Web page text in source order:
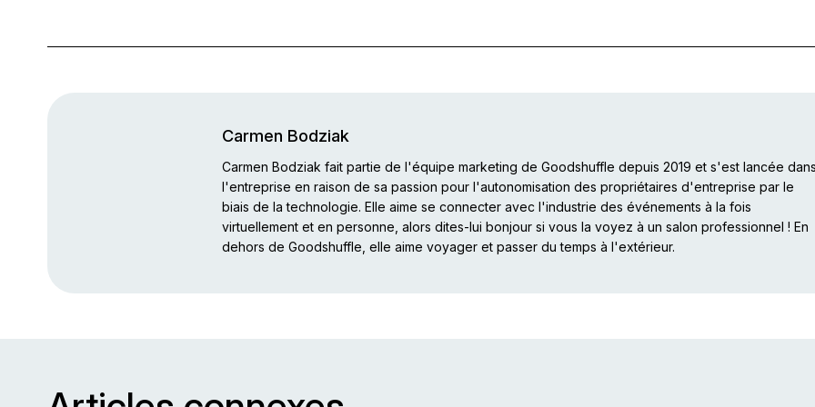
Carmen Bodziak
Carmen Bodziak fait partie de l'équipe marketing de Goodshuffle depuis 2019 et s'est lancée
l'entreprise en raison de sa passion pour l'autonomisation des propriétaires d'entreprise par le
biais de la technologie. Elle aime se connecter avec l'industrie des événements à la fois
virtuellement et en personne, alors dites-lui bonjour si vous la voyez à un salon professionnel ! En
dehors de Goodshuffle, elle aime voyager et passer du temps à l'extérieur.